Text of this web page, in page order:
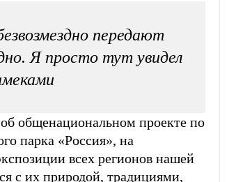
передают
Я просто тут увидел
общенациональном проекте по
парка «Россия», на
всех регионов нашей
с их природой, традициями,